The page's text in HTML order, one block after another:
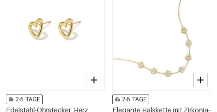
2-5 TAGE
Edelstahl-Ohrstecker, Herz,
2-5 TAGE
Elegante Halskette mit Zirkonia-